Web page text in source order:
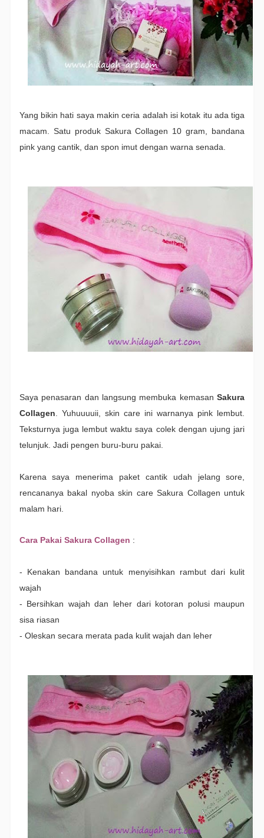
Yang bikin hati saya makin ceria adalah isi kotak itu ada tiga
macam. Satu produk Sakura Collagen 10 gram, bandana
pink yang cantik, dan spon imut dengan warna senada.
Saya penasaran dan langsung membuka kemasanSakura
Collagen. Yuhuuuuii, skin care ini warnanya pink lembut.
Teksturnya juga lembut waktu saya colek dengan ujung jari
telunjuk. Jadi pengen buru-buru pakai.
Karena saya menerima paket cantik udah jelang sore,
rencananya bakal nyoba skin care Sakura Collagen untuk
malam hari.
Cara Pakai Sakura Collagen :
- Kenakan bandana untuk menyisihkan rambut dari kulit
wajah
- Bersihkan wajah dan leher dari kotoran polusi maupun
sisa riasan
- Oleskan secara merata pada kulit wajah dan leher